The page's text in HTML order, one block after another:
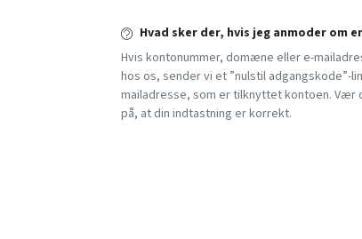
Hvad sker der, hvis jeg anmoder om
Hvis kontonummer, domæne eller e-
hos os, sender vi et ”nulstil adgangskode”-
mailadresse, som er tilknyttet kontoen.
på, at din indtastning er korrekt.